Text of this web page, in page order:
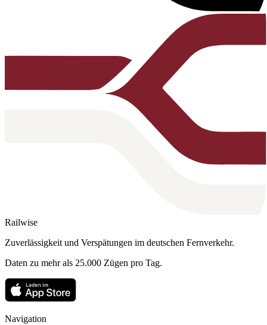
Railwise
Zuverlässigkeit und Verspätungen im deutschen Fernverkehr.
Daten zu mehr als 25.000 Zügen pro Tag.
Navigation